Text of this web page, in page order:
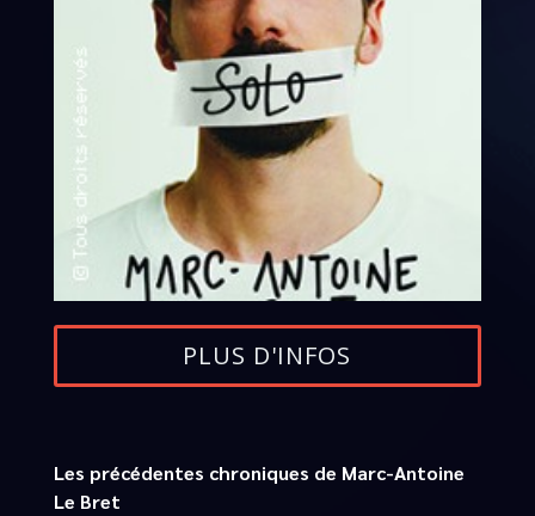
PLUS D'INFOS
Les précédentes chroniques de Marc-Antoine
Le Bret